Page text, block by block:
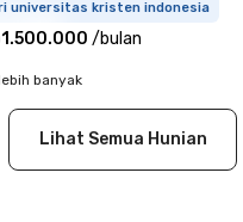
universitas kristen indonesia
/bulan
banyak
Lihat Semua Hunian